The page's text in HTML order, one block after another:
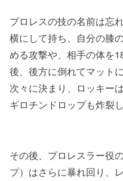
プロレスの技の名前は忘
横にして持ち、自分の膝
める攻撃や、相手の体を
後、後方に倒れてマット
次々に決まり、ロッキー
ギロチンドロップも炸裂し
その後、プロレスラー役
プ）はさらに暴れ回り、